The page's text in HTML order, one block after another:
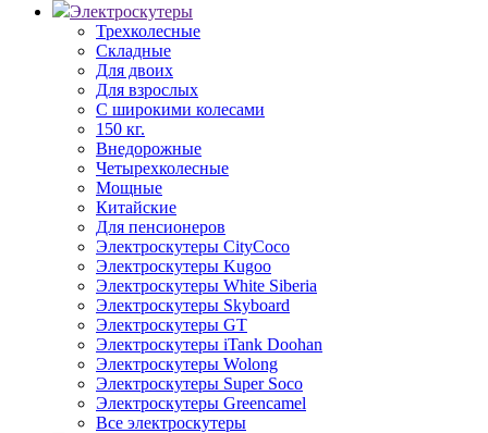
Электроскутеры
Трехколесные
Складные
Для двоих
Для взрослых
С широкими колесами
150 кг.
Внедорожные
Четырехколесные
Мощные
Китайские
Для пенсионеров
Электроскутеры CityCoco
Электроскутеры Kugoo
Электроскутеры White Siberia
Электроскутеры Skyboard
Электроскутеры GT
Электроскутеры iTank Doohan
Электроскутеры Wolong
Электроскутеры Super Soco
Электроскутеры Greencamel
Все электроскутеры